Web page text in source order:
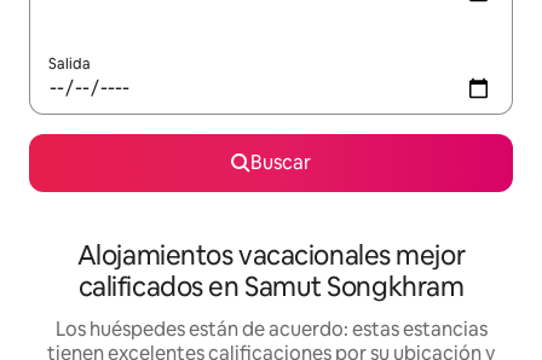
Salida
Buscar
Alojamientos vacacionales mejor
calificados en Samut Songkhram
Los huéspedes están de acuerdo: estas estancias
tienen excelentes calificaciones por su ubicación y